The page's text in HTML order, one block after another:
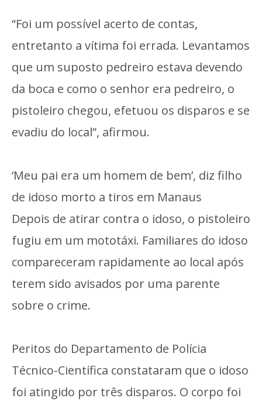
“Foi um possível acerto de contas,
entretanto a vítima foi errada. Levantamos
que um suposto pedreiro estava devendo
da boca e como o senhor era pedreiro, o
pistoleiro chegou, efetuou os disparos e se
evadiu do local”, afirmou.
‘Meu pai era um homem de bem’, diz filho
de idoso morto a tiros em Manaus
Depois de atirar contra o idoso, o pistoleiro
fugiu em um mototáxi. Familiares do idoso
compareceram rapidamente ao local após
terem sido avisados por uma parente
sobre o crime.
Peritos do Departamento de Polícia
Técnico-Científica constataram que o idoso
foi atingido por três disparos. O corpo foi